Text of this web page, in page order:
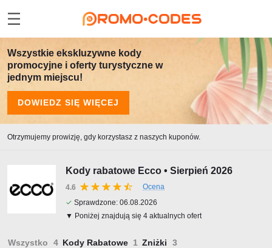
Wszystkie ekskluzywne kody
promocyjne i oferty turystyczne w
jednym miejscu!
DOWIEDZ SIĘ WIĘCEJ
Otrzymujemy prowizję, gdy korzystasz z naszych kuponów.
Kody rabatowe Ecco • Sierpień 2026
4.6
Ocena
✓ Sprawdzone: 06.08.2026
▼ Poniżej znajdują się 4 aktualnych ofert
Wszystko Kody Rabatowe Zniżki